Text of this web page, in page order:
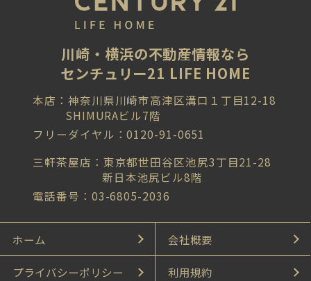
川崎・横浜の不動産情報なら
センチュリー21 LIFE HOME
本店：神奈川県川崎市高津区溝口１丁目12-18
SHIMURAビル7階
フリーダイヤル：0120-91-0651
三軒茶屋店：東京都世田谷区池尻3丁目21-28
新日本池尻ビル8階
電話番号：03-6805-2036
ホーム 会社概要
プライバシーポリシー 利用規約